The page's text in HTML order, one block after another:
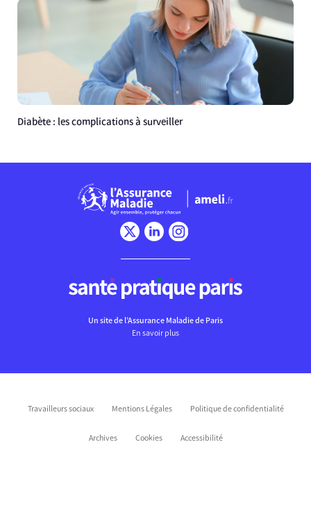
Diabète : les complications à surveiller
Un site de l’Assurance Maladie de Paris
En savoir plus
Travailleurs sociaux Mentions Légales Politique de confidentialité
Archives Cookies Accessibilité